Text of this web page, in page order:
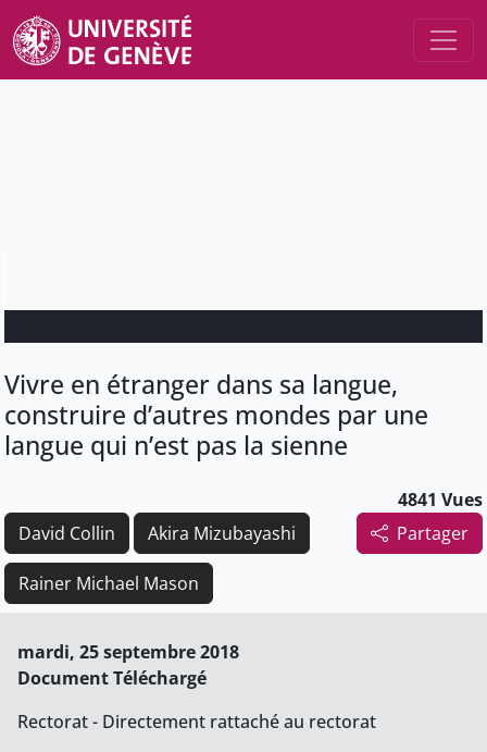
Vivre en étranger dans sa langue,
construire d’autres mondes par une
langue qui n’est pas la sienne
4841 Vues
Partager
David Collin Akira Mizubayashi
Rainer Michael Mason
mardi, 25 septembre 2018
Document Téléchargé
Rectorat - Directement rattaché au rectorat